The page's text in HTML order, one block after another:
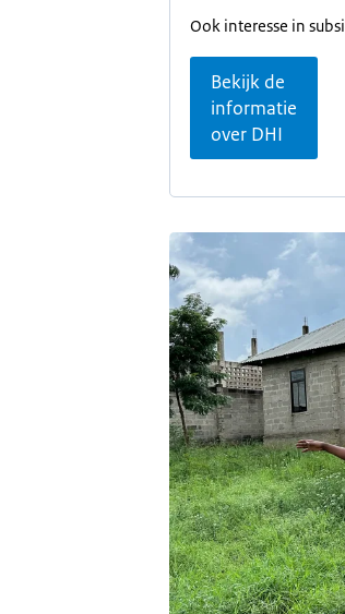
Ook interesse in
Bekijk de
informatie
over DHI